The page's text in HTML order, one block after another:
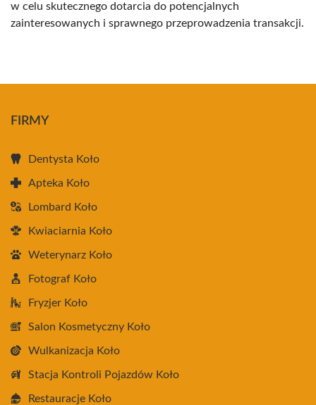
w celu skutecznego dotarcia do potencjalnych
zainteresowanych i sprawnego przeprowadzenia transakcji.
FIRMY
Dentysta Koło
Apteka Koło
Lombard Koło
Kwiaciarnia Koło
Weterynarz Koło
Fotograf Koło
Fryzjer Koło
Salon Kosmetyczny Koło
Wulkanizacja Koło
Stacja Kontroli Pojazdów Koło
Restauracje Koło